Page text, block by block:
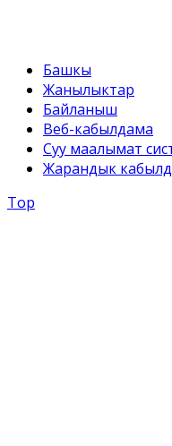
Башкы
Жанылыктар
Байланыш
Веб-кабылдама
Суу маалымат
Жарандык
Top